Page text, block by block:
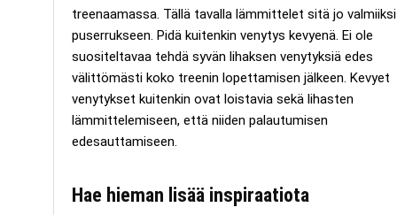
treenaamassa. Tällä tavalla lämmittelet sitä jo valmiiksi
puserrukseen. Pidä kuitenkin venytys kevyenä. Ei ole
suositeltavaa tehdä syvän lihaksen venytyksiä edes
välittömästi koko treenin lopettamisen jälkeen. Kevyet
venytykset kuitenkin ovat loistavia sekä lihasten
lämmittelemiseen, että niiden palautumisen
edesauttamiseen.
Hae hieman lisää inspiraatiota